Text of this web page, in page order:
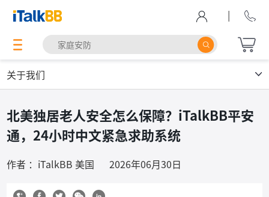
|
关于我们
北美独居老人安全怎么保障？iTalkBB平安
通，24小时中文紧急求助系统
作者 ：iTalkBB 美国 2026年06月30日